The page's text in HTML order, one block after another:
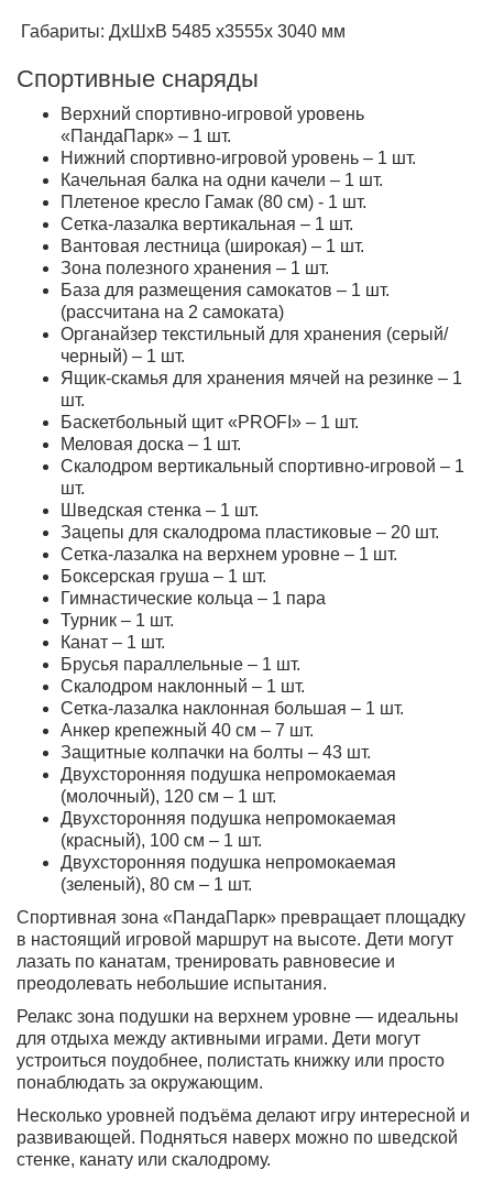
Габариты: ДхШхВ 5485 х3555х 3040 мм
Спортивные снаряды
Верхний спортивно-игровой уровень
«ПандаПарк» – 1 шт.
Нижний спортивно-игровой уровень – 1 шт.
Качельная балка на одни качели – 1 шт.
Плетеное кресло Гамак (80 см) - 1 шт.
Сетка-лазалка вертикальная – 1 шт.
Вантовая лестница (широкая) – 1 шт.
Зона полезного хранения – 1 шт.
База для размещения самокатов – 1 шт.
(рассчитана на 2 самоката)
Органайзер текстильный для хранения (серый/
черный) – 1 шт.
Ящик-скамья для хранения мячей на резинке – 1
шт.
Баскетбольный щит «PROFI» – 1 шт.
Меловая доска – 1 шт.
Скалодром вертикальный спортивно-игровой – 1
шт.
Шведская стенка – 1 шт.
Зацепы для скалодрома пластиковые – 20 шт.
Сетка-лазалка на верхнем уровне – 1 шт.
Боксерская груша – 1 шт.
Гимнастические кольца – 1 пара
Турник – 1 шт.
Канат – 1 шт.
Брусья параллельные – 1 шт.
Скалодром наклонный – 1 шт.
Сетка-лазалка наклонная большая – 1 шт.
Анкер крепежный 40 см – 7 шт.
Защитные колпачки на болты – 43 шт.
Двухсторонняя подушка непромокаемая
(молочный), 120 см – 1 шт.
Двухсторонняя подушка непромокаемая
(красный), 100 см – 1 шт.
Двухсторонняя подушка непромокаемая
(зеленый), 80 см – 1 шт.
Спортивная зона «ПандаПарк» превращает площадку
в настоящий игровой маршрут на высоте. Дети могут
лазать по канатам, тренировать равновесие и
преодолевать небольшие испытания.
Релакс зона подушки на верхнем уровне — идеальны
для отдыха между активными играми. Дети могут
устроиться поудобнее, полистать книжку или просто
понаблюдать за окружающим.
Несколько уровней подъёма делают игру интересной и
развивающей. Подняться наверх можно по шведской
стенке, канату или скалодрому.